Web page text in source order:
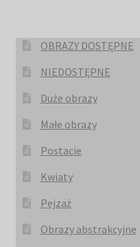
OBRAZY DOSTĘPNE
NIEDOSTĘPNE
Duże obrazy
Małe obrazy
Postacie
Kwiaty
Pejzaż
Obrazy abstrakcyjne